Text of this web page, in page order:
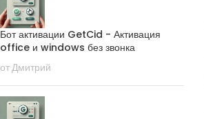
Бот активации GetCid - Активация
office и windows без звонка
от Дмитрий